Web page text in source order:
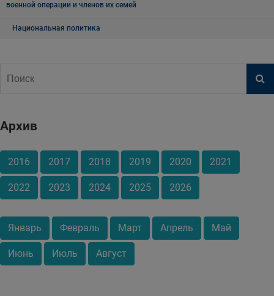
военной операции и членов их семей
Национальная политика
Архив
2016 2017 2018 2019 2020 2021
2022 2023 2024 2025 2026
Январь Февраль Март Апрель Май
Июнь Июль Август